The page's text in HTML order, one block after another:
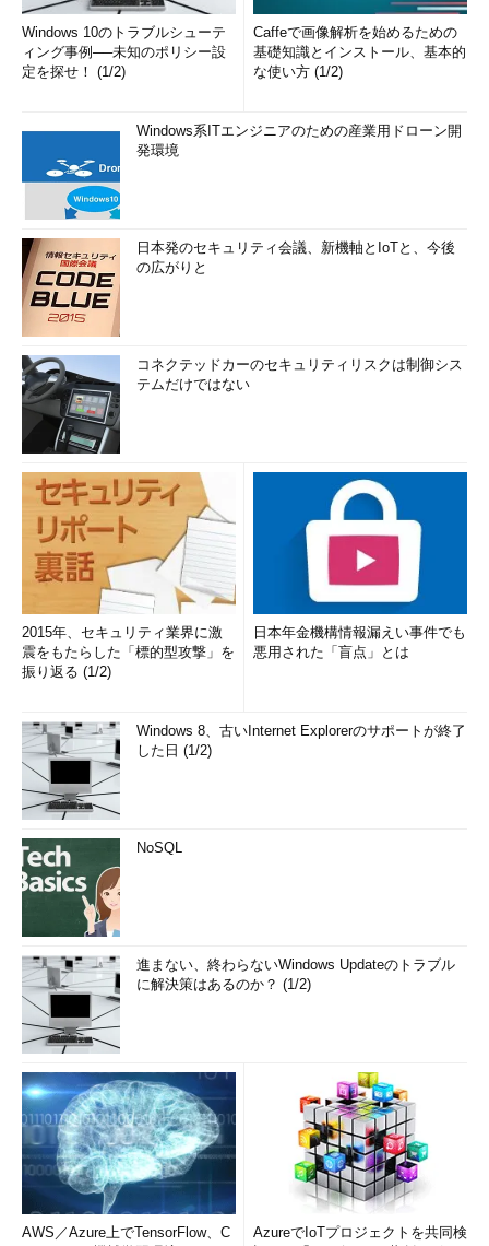
Windows 10のトラブルシューテ
ィング事例──未知のポリシー設
定を探せ！ (1/2)
Caffeで画像解析を始めるための
基礎知識とインストール、基本的
な使い方 (1/2)
Windows系ITエンジニアのための産業用ドローン開
発環境
日本発のセキュリティ会議、新機軸とIoTと、今後
の広がりと
コネクテッドカーのセキュリティリスクは制御シス
テムだけではない
2015年、セキュリティ業界に激
震をもたらした「標的型攻撃」を
振り返る (1/2)
日本年金機構情報漏えい事件でも
悪用された「盲点」とは
Windows 8、古いInternet Explorerのサポートが終了
した日 (1/2)
NoSQL
進まない、終わらないWindows Updateのトラブル
に解決策はあるのか？ (1/2)
AWS／Azure上でTensorFlow、C
AzureでIoTプロジェクトを共同検